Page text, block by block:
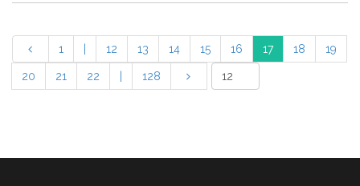
1 12 13 14 15 16 17 18 19
20 21 22 128